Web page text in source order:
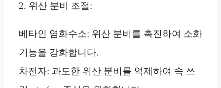
2. 위산 분비 조절:
베타인 염화수소: 위산 분비를 촉진하여 소화
기능을 강화합니다.
차전자: 과도한 위산 분비를 억제하여 속 쓰